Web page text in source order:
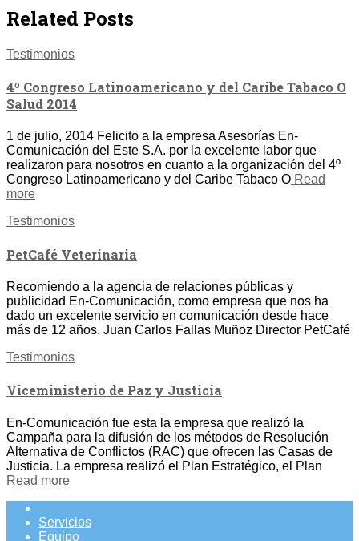
Related Posts
Testimonios
4º Congreso Latinoamericano y del Caribe Tabaco O
Salud 2014
1 de julio, 2014 Felicito a la empresa Asesorías En-
Comunicación del Este S.A. por la excelente labor que
realizaron para nosotros en cuanto a la organización del 4º
Congreso Latinoamericano y del Caribe Tabaco O Read
more
Testimonios
PetCafé Veterinaria
Recomiendo a la agencia de relaciones públicas y
publicidad En-Comunicación, como empresa que nos ha
dado un excelente servicio en comunicación desde hace
más de 12 años. Juan Carlos Fallas Muñoz Director PetCafé
Testimonios
Viceministerio de Paz y Justicia
En-Comunicación fue esta la empresa que realizó la
Campaña para la difusión de los métodos de Resolución
Alternativa de Conflictos (RAC) que ofrecen las Casas de
Justicia. La empresa realizó el Plan Estratégico, el Plan
Read more
Servicios
Equipo